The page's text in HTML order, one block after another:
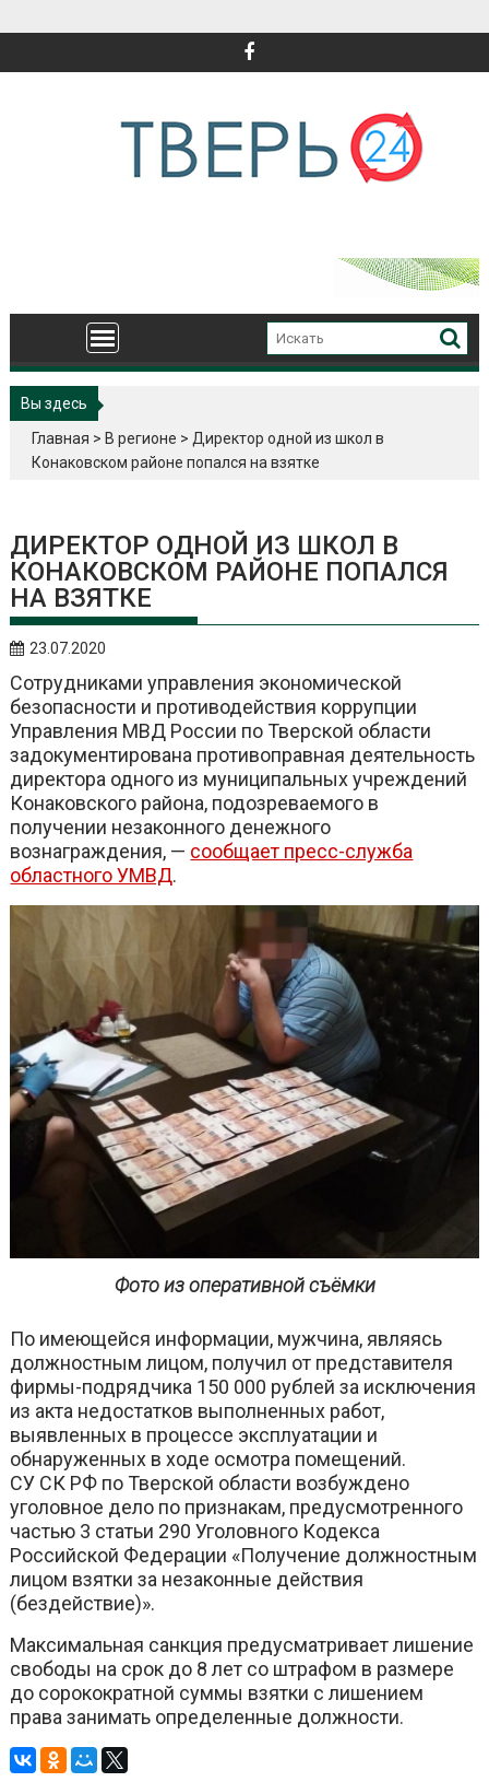
Вы здесь
Главная > В регионе > Директор одной из школ в
Конаковском районе попался на взятке
ДИРЕКТОР ОДНОЙ ИЗ ШКОЛ В
КОНАКОВСКОМ РАЙОНЕ ПОПАЛСЯ
НА ВЗЯТКЕ
23.07.2020
Сотрудниками управления экономической
безопасности и противодействия коррупции
Управления МВД России по Тверской области
задокументирована противоправная деятельность
директора одного из муниципальных учреждений
Конаковского района, подозреваемого в
получении незаконного денежного
вознаграждения, — сообщает пресс-служба
областного УМВД.
Фото из оперативной съёмки
По имеющейся информации, мужчина, являясь
должностным лицом, получил от представителя
фирмы-подрядчика 150 000 рублей за исключения
из акта недостатков выполненных работ,
выявленных в процессе эксплуатации и
обнаруженных в ходе осмотра помещений.
СУ СК РФ по Тверской области возбуждено
уголовное дело по признакам, предусмотренного
частью 3 статьи 290 Уголовного Кодекса
Российской Федерации «Получение должностным
лицом взятки за незаконные действия
(бездействие)».
Максимальная санкция предусматривает лишение
свободы на срок до 8 лет со штрафом в размере
до сорокократной суммы взятки с лишением
права занимать определенные должности.